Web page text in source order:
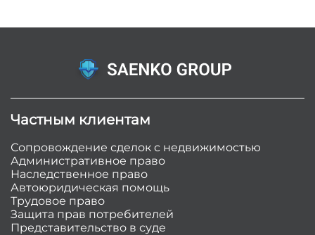
Частным клиентам
Сопровождение сделок с недвижимостью
Административное право
Наследственное право
Автоюридическая помощь
Трудовое право
Защита прав потребителей
Представительство в суде